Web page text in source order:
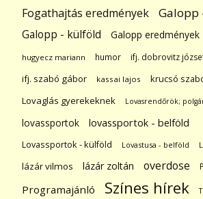
Fogathajtás eredmények Galopp
Galopp - külföld Galopp eredmények
hugyecz mariann humor ifj. dobrovitz
ifj. szabó gábor kassai lajos krucsó
Lovaglás gyerekeknek Lovasrendőrök;
lovassportok lovassportok - belföld
Lovassportok - külföld Lovastusa - belföld
lázár vilmos lázár zoltán overdose
Programajánló Színes hírek